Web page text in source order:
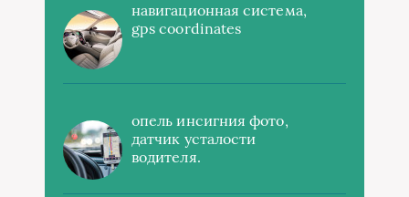
навигационная система,
gps coordinates
опель инсигния фото,
датчик усталости
водителя.